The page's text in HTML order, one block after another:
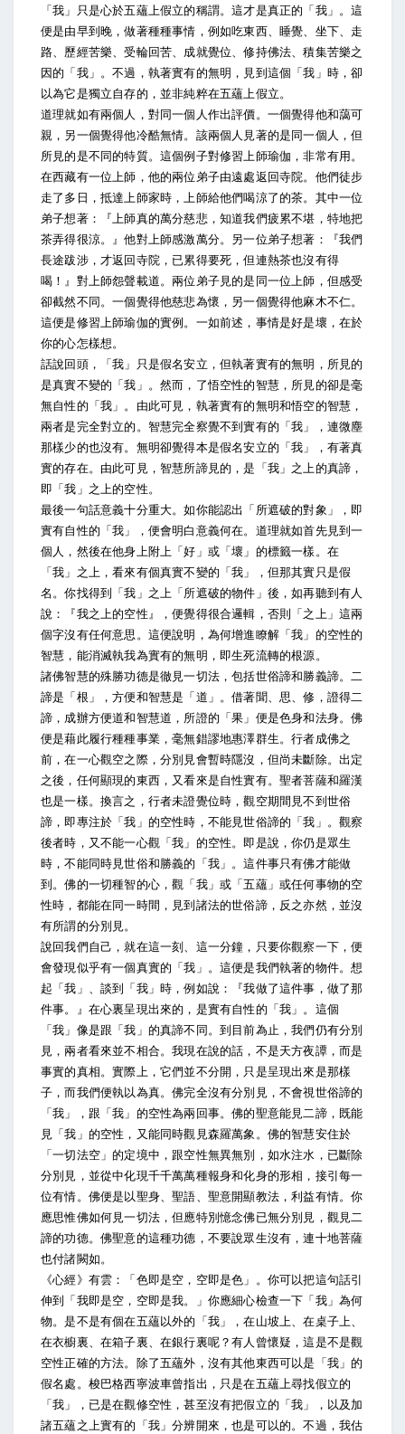
「我」只是心於五蘊上假立的稱謂。這才是真正的「我」。這
便是由早到晚，做著種種事情，例如吃東西、睡覺、坐下、走
路、歷經苦樂、受輪回苦、成就覺位、修持佛法、積集苦樂之
因的「我」。不過，執著實有的無明，見到這個「我」時，卻
以為它是獨立自存的，並非純粹在五蘊上假立。
道理就如有兩個人，對同一個人作出評價。一個覺得他和藹可
親，另一個覺得他冷酷無情。該兩個人見著的是同一個人，但
所見的是不同的特質。這個例子對修習上師瑜伽，非常有用。
在西藏有一位上師，他的兩位弟子由遠處返回寺院。他們徒步
走了多日，抵達上師家時，上師給他們喝涼了的茶。其中一位
弟子想著：『上師真的萬分慈悲，知道我們疲累不堪，特地把
茶弄得很涼。』他對上師感激萬分。另一位弟子想著：『我們
長途跋涉，才返回寺院，已累得要死，但連熱茶也沒有得
喝！』對上師怨聲載道。兩位弟子見的是同一位上師，但感受
卻截然不同。一個覺得他慈悲為懷，另一個覺得他麻木不仁。
這便是修習上師瑜伽的實例。一如前述，事情是好是壞，在於
你的心怎樣想。
話說回頭，「我」只是假名安立，但執著實有的無明，所見的
是真實不變的「我」。然而，了悟空性的智慧，所見的卻是毫
無自性的「我」。由此可見，執著實有的無明和悟空的智慧，
兩者是完全對立的。智慧完全察覺不到實有的「我」，連微塵
那樣少的也沒有。無明卻覺得本是假名安立的「我」，有著真
實的存在。由此可見，智慧所諦見的，是「我」之上的真諦，
即「我」之上的空性。
最後一句話意義十分重大。如你能認出「所遮破的對象」，即
實有自性的「我」，便會明白意義何在。道理就如首先見到一
個人，然後在他身上附上「好」或「壞」的標籤一樣。在
「我」之上，看來有個真實不變的「我」，但那其實只是假
名。你找得到「我」之上「所遮破的物件」後，如再聽到有人
說：『我之上的空性』，便覺得很合邏輯，否則「之上」這兩
個字沒有任何意思。這便說明，為何增進瞭解「我」的空性的
智慧，能消滅執我為實有的無明，即生死流轉的根源。
諸佛智慧的殊勝功德是徹見一切法，包括世俗諦和勝義諦。二
諦是「根」，方便和智慧是「道」。借著聞、思、修，證得二
諦，成辦方便道和智慧道，所證的「果」便是色身和法身。佛
便是藉此履行種種事業，毫無錯謬地惠澤群生。行者成佛之
前，在一心觀空之際，分別見會暫時隱沒，但尚未斷除。出定
之後，任何顯現的東西，又看來是自性實有。聖者菩薩和羅漢
也是一樣。換言之，行者未證覺位時，觀空期間見不到世俗
諦，即專注於「我」的空性時，不能見世俗諦的「我」。觀察
後者時，又不能一心觀「我」的空性。即是說，你仍是眾生
時，不能同時見世俗和勝義的「我」。這件事只有佛才能做
到。佛的一切種智的心，觀「我」或「五蘊」或任何事物的空
性時，都能在同一時間，見到諸法的世俗諦，反之亦然，並沒
有所謂的分別見。
說回我們自己，就在這一刻、這一分鐘，只要你觀察一下，便
會發現似乎有一個真實的「我」。這便是我們執著的物件。想
起「我」、談到「我」時，例如說：『我做了這件事，做了那
件事。』在心裏呈現出來的，是實有自性的「我」。這個
「我」像是跟「我」的真諦不同。到目前為止，我們仍有分別
見，兩者看來並不相合。我現在說的話，不是天方夜譚，而是
事實的真相。實際上，它們並不分開，只是呈現出來是那樣
子，而我們便執以為真。佛完全沒有分別見，不會視世俗諦的
「我」，跟「我」的空性為兩回事。佛的聖意能見二諦，既能
見「我」的空性，又能同時觀見森羅萬象。佛的智慧安住於
「一切法空」的定境中，跟空性無異無別，如水注水，已斷除
分別見，並從中化現千千萬萬種報身和化身的形相，接引每一
位有情。佛便是以聖身、聖語、聖意開顯教法，利益有情。你
應思惟佛如何見一切法，但應特別憶念佛已無分別見，觀見二
諦的功德。佛聖意的這種功德，不要說眾生沒有，連十地菩薩
也付諸闕如。
《心經》有雲：「色即是空，空即是色」。你可以把這句話引
伸到「我即是空，空即是我。」你應細心檢查一下「我」為何
物。是不是有個在五蘊以外的「我」，在山坡上、在桌子上、
在衣櫥裏、在箱子裏、在銀行裏呢？有人曾懷疑，這是不是觀
空性正確的方法。除了五蘊外，沒有其他東西可以是「我」的
假名處。梭巴格西寧波車曾指出，只是在五蘊上尋找假立的
「我」，已是在觀修空性，甚至沒有把假立的「我」，以及加
諸五蘊之上實有的「我」分辨開來，也是可以的。不過，我估